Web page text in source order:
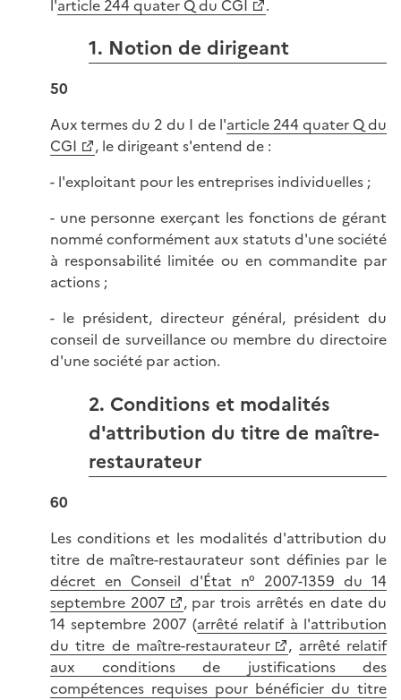
l'article 244 quater Q du CGI .
1. Notion de dirigeant
50
Aux termes du 2 du I de l'article 244 quater Q du
CGI
, le dirigeant s'entend de :
- l'exploitant pour les entreprises individuelles ;
- une personne exerçant les fonctions de gérant
nommé conformément aux statuts d'une société
à responsabilité limitée ou en commandite par
actions ;
- le président, directeur général, président du
conseil de surveillance ou membre du directoire
d'une société par action.
2. Conditions et modalités
d'attribution du titre de maître-
restaurateur
60
Les conditions et les modalités d'attribution du
titre de maître-restaurateur sont définies par le
décret en Conseil d'État n° 2007-1359 du 14
septembre 2007
, par trois arrêtés en date du
14 septembre 2007 (arrêté relatif à l'attribution
du titre de maître-restaurateur
, arrêté relatif
aux conditions de justifications des
compétences requises pour bénéficier du titre